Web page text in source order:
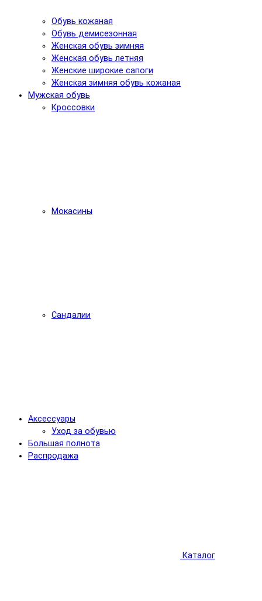
Обувь кожаная
Обувь демисезонная
Женская обувь зимняя
Женская обувь летняя
Женские широкие сапоги
Женская зимняя обувь кожаная
Мужская обувь
Кроссовки
Мокасины
Сандалии
Аксессуары
Уход за обувью
Большая полнота
Распродажа
Каталог